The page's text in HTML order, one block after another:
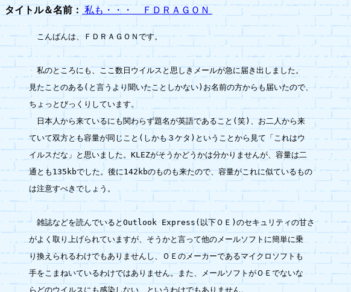
タイトル＆名前： 私も・・・ ＦＤＲＡＧＯＮ
こんばんは、ＦＤＲＡＧＯＮです。
私のところにも、ここ数日ウイルスと思しきメールが急に届き出しました。
見たことのある(と言うより聞いたことしかない)お名前の方からも届いたので、
ちょっとびっくりしています。
日本人から来ているにも関わらず題名が英語であること(笑)、お二人から来
ていて双方とも容量が同じこと(しかも３ケタ)ということから見て「これはウ
イルスだな」と思いました。KLEZがそうかどうかは分かりませんが、容量は二
通とも135kbでした。後に142kbのものも来たので、容量がこれに似ているもの
は注意すべきでしょう。
雑誌などを読んでいるとOutlook Express(以下ＯＥ)のセキュリティの甘さ
がよく取り上げられていますが、そうかと言って他のメールソフトに簡単に乗
り換えられるわけでもありませんし、ＯＥのメーカーであるマイクロソフトも
手をこまねいているわけではありません。また、メールソフトがＯＥでないな
らどのウイルスにも感染しない、というわけでもありません。